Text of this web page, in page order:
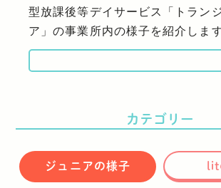
型放課後等デイサービス「トラン
ア」の事業所内の様子を紹介します
カテゴリー
ジュニアの様子 lit